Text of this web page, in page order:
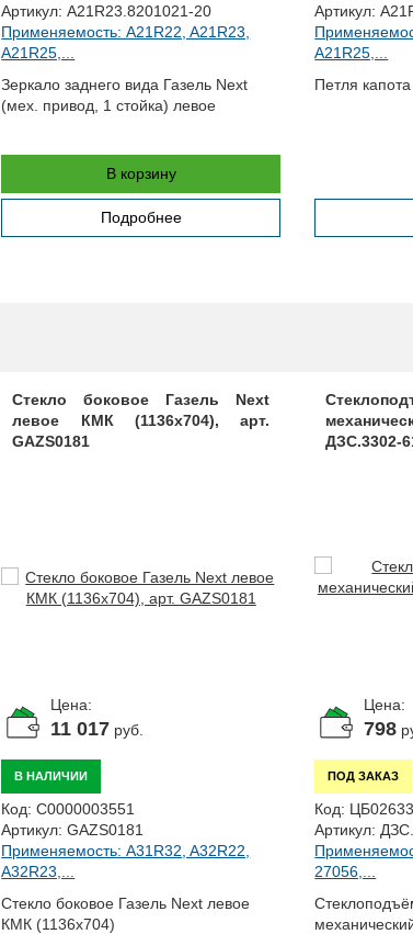
Артикул: A21R23.8201021-20
Применяемость: A21R22, A21R23,
A21R25,...
Зеркало заднего вида Газель Next
(мех. привод, 1 стойка) левое
В корзину
Подробнее
Артикул:
A21R25,...
Петля
Стекло боковое Газель Next
левое КМК (1136х704), арт.
GAZS0181
Цена:
11 017 руб.
В НАЛИЧИИ
Код: С0000003551
Артикул: GAZS0181
Применяемость: A31R32, A32R22,
A32R23,...
Стекло боковое Газель Next левое
КМК (1136х704)
ДЗС.3302-
Цена:
798
ПОД ЗАКАЗ
Код:
Артикул:
27056,...